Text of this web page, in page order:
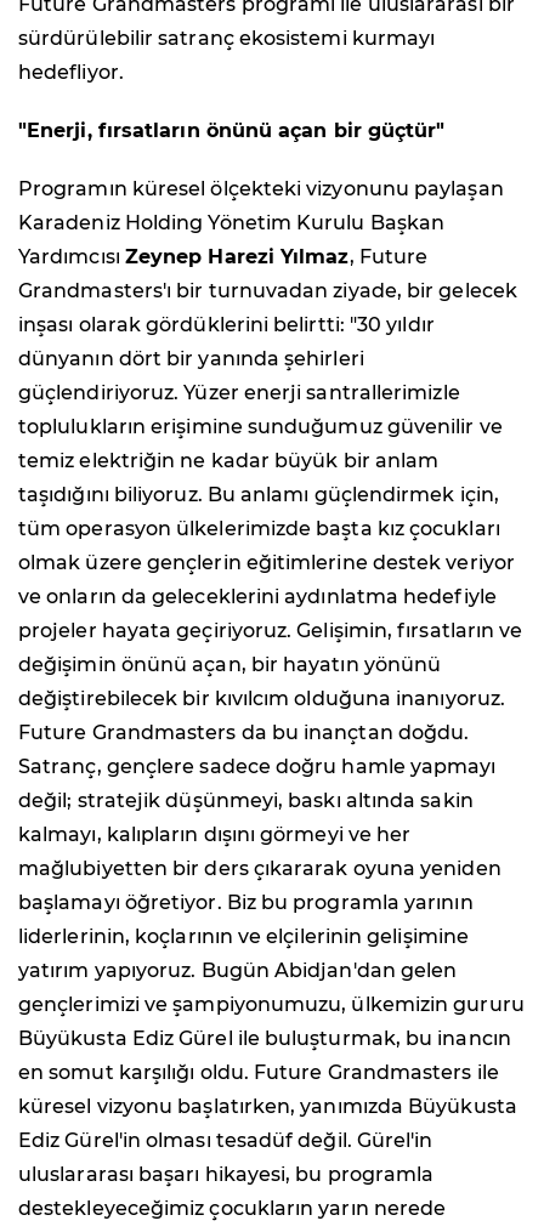
sürdürülebilir satranç ekosistemi kurmayı
hedefliyor.
"Enerji, fırsatların önünü açan bir güçtür"
Programın küresel ölçekteki vizyonunu paylaşan
Karadeniz Holding Yönetim Kurulu Başkan
Yardımcısı Zeynep Harezi Yılmaz, Future
Grandmasters'ı bir turnuvadan ziyade, bir gelecek
inşası olarak gördüklerini belirtti: "30 yıldır
dünyanın dört bir yanında şehirleri
güçlendiriyoruz. Yüzer enerji santrallerimizle
toplulukların erişimine sunduğumuz güvenilir ve
temiz elektriğin ne kadar büyük bir anlam
taşıdığını biliyoruz. Bu anlamı güçlendirmek için,
tüm operasyon ülkelerimizde başta kız çocukları
olmak üzere gençlerin eğitimlerine destek veriyor
ve onların da geleceklerini aydınlatma hedefiyle
projeler hayata geçiriyoruz. Gelişimin, fırsatların ve
değişimin önünü açan, bir hayatın yönünü
değiştirebilecek bir kıvılcım olduğuna inanıyoruz.
Future Grandmasters da bu inançtan doğdu.
Satranç, gençlere sadece doğru hamle yapmayı
değil; stratejik düşünmeyi, baskı altında sakin
kalmayı, kalıpların dışını görmeyi ve her
mağlubiyetten bir ders çıkararak oyuna yeniden
başlamayı öğretiyor. Biz bu programla yarının
liderlerinin, koçlarının ve elçilerinin gelişimine
yatırım yapıyoruz. Bugün Abidjan'dan gelen
gençlerimizi ve şampiyonumuzu, ülkemizin gururu
Büyükusta Ediz Gürel ile buluşturmak, bu inancın
en somut karşılığı oldu. Future Grandmasters ile
küresel vizyonu başlatırken, yanımızda Büyükusta
Ediz Gürel'in olması tesadüf değil. Gürel'in
uluslararası başarı hikayesi, bu programla
destekleyeceğimiz çocukların yarın nerede